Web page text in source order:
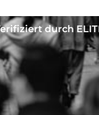
durch